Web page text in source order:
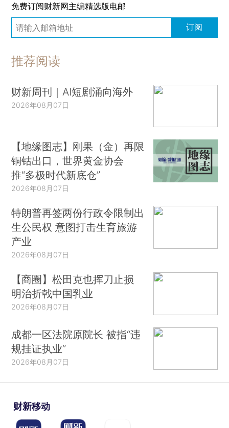
免费订阅财新网主编精选版电邮
订阅
推荐阅读
财新周刊｜AI短剧涌向海外
2026年08月07日
【地缘图志】刚果（金）再限
铜钴出口，世界黄金协会
推“多极时代新底仓”
2026年08月07日
特朗普再签两份行政令限制出
生公民权 意图打击生育旅游
产业
2026年08月07日
【商圈】松田克也挥刀止损
明治折戟中国乳业
2026年08月07日
成都一区法院原院长 被指“违
规挂证执业”
2026年08月07日
财新移动